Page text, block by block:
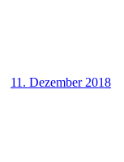
11. Dezember 2018